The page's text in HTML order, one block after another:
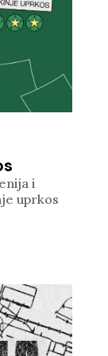
i
uprkos